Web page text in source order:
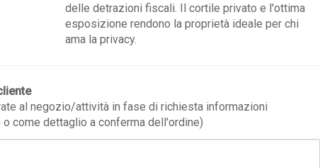
delle detrazioni fiscali. Il cortile privato e l'ottima
esposizione rendono la proprietà ideale per chi
ama la privacy.
al negozio/attività in fase di richiesta informazioni
come dettaglio a conferma dell'ordine)